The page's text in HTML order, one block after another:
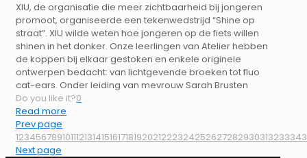
XIU, de organisatie die meer zichtbaarheid bij jongeren
promoot, organiseerde een tekenwedstrijd “Shine op
straat”. XIU wilde weten hoe jongeren op de fiets willen
shinen in het donker. Onze leerlingen van Atelier hebben
de koppen bij elkaar gestoken en enkele originele
ontwerpen bedacht: van lichtgevende broeken tot fluo
cat-ears. Onder leiding van mevrouw Sarah Brusten
Do you like it?0
Read more
Prev page
12345678910111213141516171819202122232425262728293031323334
Next page